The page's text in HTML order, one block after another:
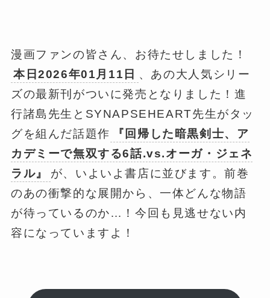
漫画ファンの皆さん、お待たせしました！
本日2026年01月11日 、あの大人気シリー
ズの最新刊がついに発売となりました！進
行諸島先生とSYNAPSEHEART先生がタッ
グを組んだ話題作
『回帰した暗黒剣士、ア
カデミーで無双する6話.vs.オーガ・ジェネ
ラル』
が、いよいよ書店に並びます。前巻
のあの衝撃的な展開から、一体どんな物語
が待っているのか…！今回も見逃せない内
容になっていますよ！